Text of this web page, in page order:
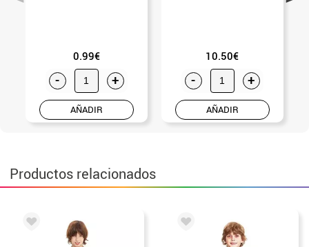
0.99€
- +
AÑADIR
10.50€
- +
AÑADIR
Productos relacionados